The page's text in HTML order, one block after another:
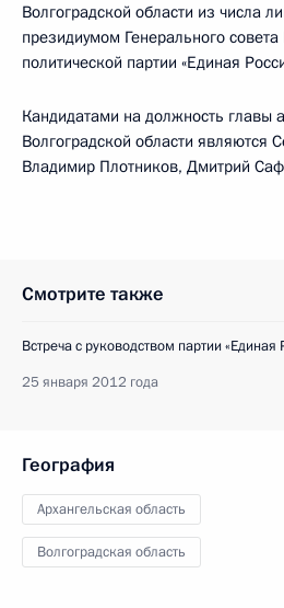
Волгоградской области из числа
президиумом Генерального совета
политической партии «Единая
Кандидатами на должность главы
Волгоградской области являются
Владимир Плотников, Дмитрий
Смотрите также
Встреча с руководством партии «Единая
25 января 2012 года
География
Архангельская область
Волгоградская область